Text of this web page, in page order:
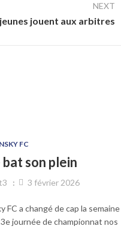
NEXT
jouent aux arbitres
FC
son plein
3 février 2026
FC a changé de cap la semaine
journée de championnat nos